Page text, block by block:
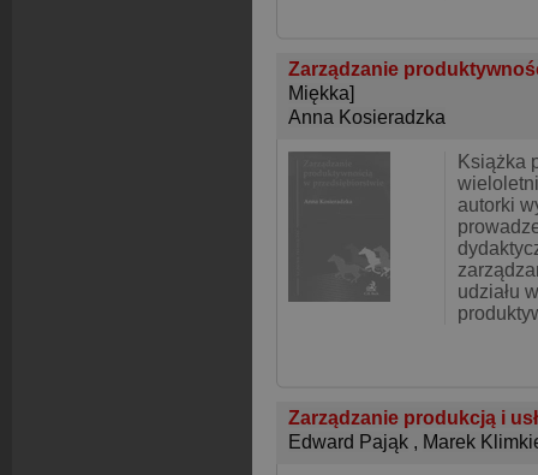
Zarządzanie
Miękka]
Anna Kosieradzka
Książka
autorki
udziału
Zarządzanie produkcją i
Edward Pająk , Marek